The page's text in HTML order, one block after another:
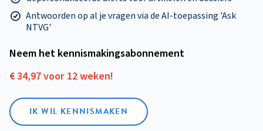
Antwoorden op al je vragen via de AI-toepassing 'Ask
NTVG'
Neem het kennismakings­abonnement
€ 34,97 voor 12 weken!
IK WIL KENNISMAKEN